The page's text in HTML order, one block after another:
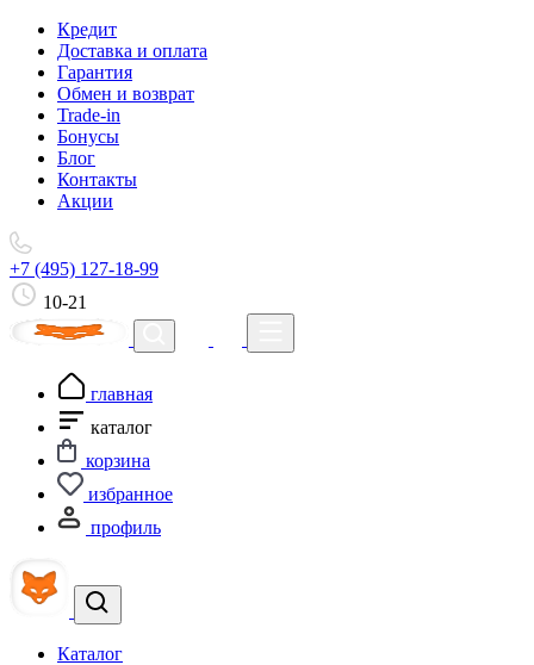
Кредит
Доставка и оплата
Гарантия
Обмен и возврат
Trade-in
Бонусы
Блог
Контакты
Акции
+7 (495) 127-18-99
10-21
главная
каталог
корзина
избранное
профиль
Каталог